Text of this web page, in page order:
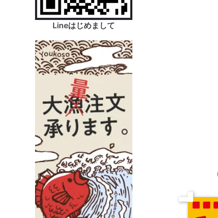
Lineはじめまして